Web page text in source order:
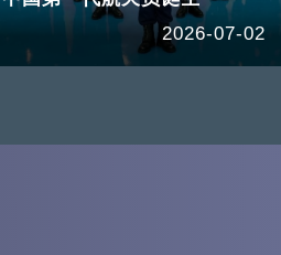
2026-07-02